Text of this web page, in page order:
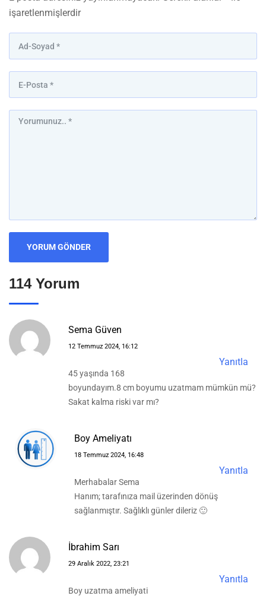
işaretlenmişlerdir
114 Yorum
Sema Güven
12 Temmuz 2024, 16:12
Yanıtla
45 yaşında 168
boyundayım.8 cm boyumu uzatmam mümkün mü?
Sakat kalma riski var mı?
Boy Ameliyatı
18 Temmuz 2024, 16:48
Yanıtla
Merhabalar Sema
Hanım; tarafınıza mail üzerinden dönüş
sağlanmıştır. Sağlıklı günler dileriz 🙂
İbrahim Sarı
29 Aralık 2022, 23:21
Yanıtla
Boy uzatma ameliyati